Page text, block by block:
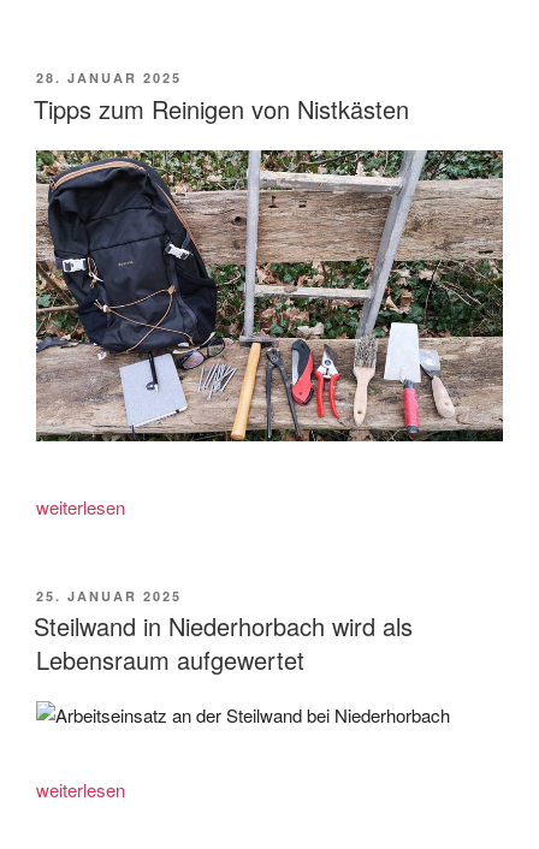
VERÖFFENTLICHT
AM
28. JANUAR 2025
Tipps zum Reinigen von Nistkästen
„Tipps
von
Nistkästen“
weiterlesen
VERÖFFENTLICHT
AM
25. JANUAR 2025
Steilwand in Niederhorbach wird als
Lebensraum aufgewertet
„Steilwand
weiterlesen